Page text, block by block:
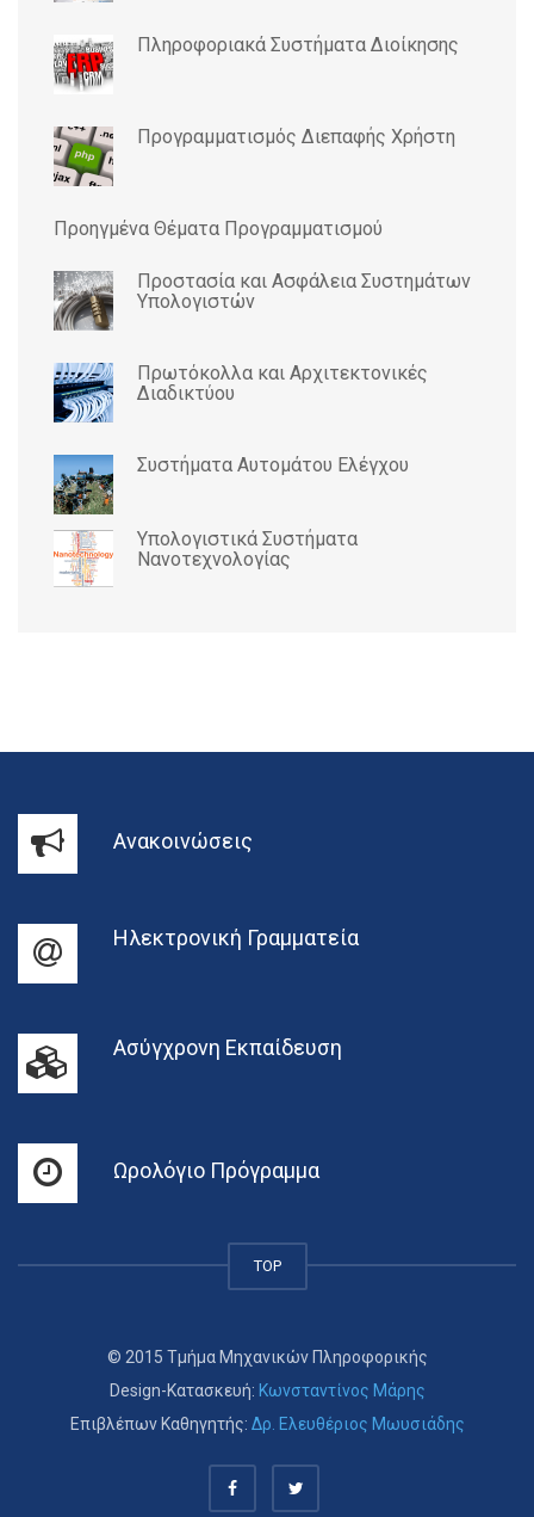
Πληροφοριακά Συστήματα Διοίκησης
Προγραμματισμός Διεπαφής Χρήστη
Προηγμένα Θέματα Προγραμματισμού
Προστασία και Ασφάλεια Συστημάτων
Υπολογιστών
Πρωτόκολλα και Αρχιτεκτονικές
Διαδικτύου
Συστήματα Αυτομάτου Ελέγχου
Υπολογιστικά Συστήματα
Νανοτεχνολογίας
Ανακοινώσεις
Ηλεκτρονική Γραμματεία
Ασύγχρονη Εκπαίδευση
Ωρολόγιο Πρόγραμμα
TOP
© 2015 Τμήμα Μηχανικών Πληροφορικής
Design-Κατασκευή: Κωνσταντίνος Μάρης
Επιβλέπων Καθηγητής: Δρ. Ελευθέριος Μωυσιάδης